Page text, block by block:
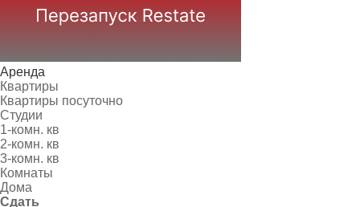
Аренда
Квартиры
Квартиры посуточно
Студии
1-комн. кв
2-комн. кв
3-комн. кв
Комнаты
Дома
Сдать